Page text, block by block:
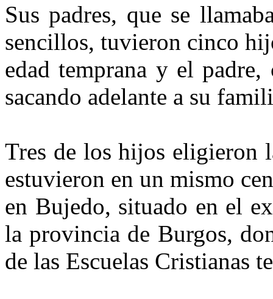
Sus padres, que se
sencillos, tuvieron cinco
edad temprana y el
sacando adelante a su
Tres de los hijos eligieron
estuvieron en un mismo
en Bujedo, situado en el
la provincia de Burgos,
de las Escuelas Cristianas